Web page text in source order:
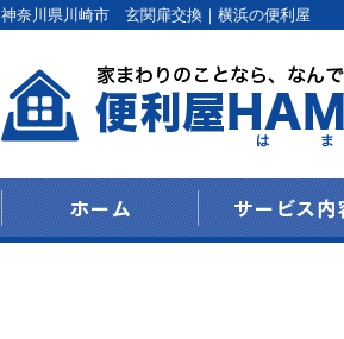
神奈川県川崎市 玄関扉交換｜横浜の便利屋